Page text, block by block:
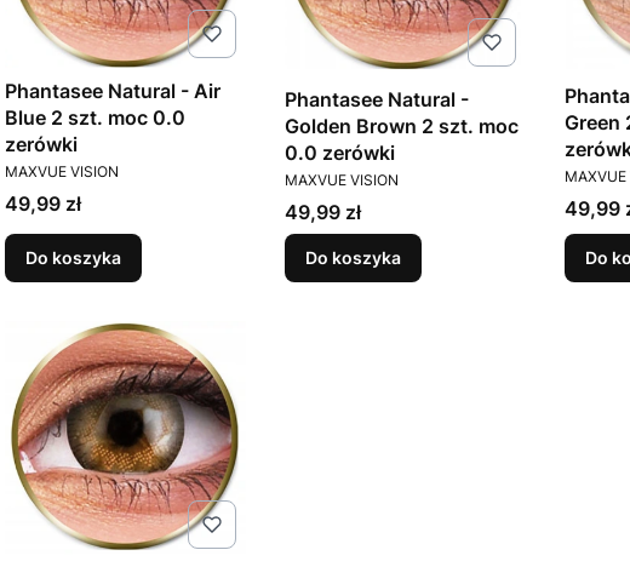
Phantasee Natural - Air
Blue 2 szt. moc 0.0
zerówki
PRODUCENT
MAXVUE VISION
Cena
49,99 zł
Do koszyka
Phantasee Natural -
Golden Brown 2 szt. moc
0.0 zerówki
PRODUCENT
MAXVUE VISION
Cena
49,99 zł
Do koszyka
Green
MAXVUE
Cena
49,99
Do